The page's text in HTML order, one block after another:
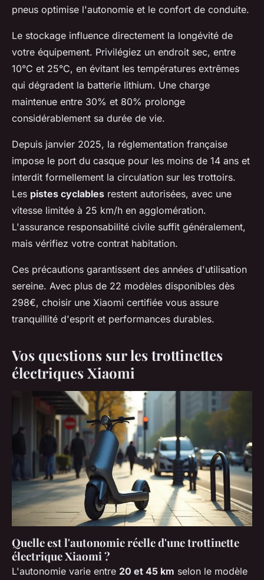
pneus optimise l'autonomie et le confort de conduite.
Le stockage influence directement la longévité de
votre équipement. Privilégiez un endroit sec, entre
10°C et 25°C, en évitant les températures extrêmes
qui dégradent la batterie lithium. Une charge
maintenue entre 30% et 80% prolonge
considérablement sa durée de vie.
Depuis janvier 2025, la réglementation française
impose le port du casque pour les moins de 14 ans et
interdit formellement la circulation sur les trottoirs.
Les pistes cyclables restent autorisées, avec une
vitesse limitée à 25 km/h en agglomération.
L'assurance responsabilité civile suffit généralement,
mais vérifiez votre contrat habitation.
Ces précautions garantissent des années d'utilisation
sereine. Avec plus de 22 modèles disponibles dès
298€, choisir une Xiaomi certifiée vous assure
tranquillité d'esprit et performances durables.
Vos questions sur les trottinettes
électriques Xiaomi
Quelle est l'autonomie réelle d'une trottinette
électrique Xiaomi ?
L'autonomie varie entre 20 et 45 km selon le modèle